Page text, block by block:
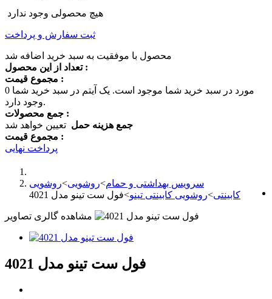
هیچ محصولی وجود ندارد
ثبت سفارش و پرداخت
محصول با موفقیت به سبد خرید اضافه شد
تعداد از این محصول :
مجموع قیمت :
0
مورد در سبد خرید شما موجود است. یک آیتم در سبد خرید شما
وجود دارد.
جمع محصولات :
جمع هزینه حمل تعیین خواهد شد
مجموع قیمت :
پرداخت نهایی
سرویس بهداشتی و حمام>روشویی>روشویی
کابینتی>روشویی کابینتی تینو>فول ست تینو مدل 4021
مشاهده گالری تصاویر
فول ست تینو مدل 4021